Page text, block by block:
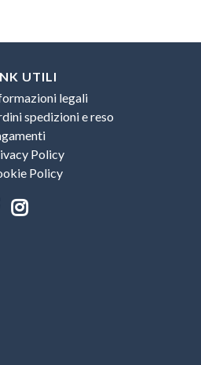
UTILI
legali
spedizioni e reso
Policy
Policy